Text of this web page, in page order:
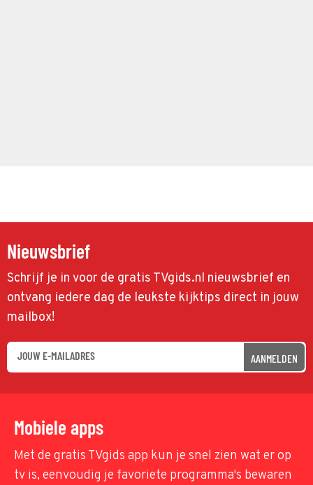
Nieuwsbrief
Schrijf je in voor de gratis TVgids.nl nieuwsbrief en
ontvang iedere dag de leukste kijktips direct in jouw
mailbox!
AANMELDEN
Mobiele apps
Met de gratis TVgids app kun je snel zien wat er op
tv is, eenvoudig je favoriete programma's bewaren